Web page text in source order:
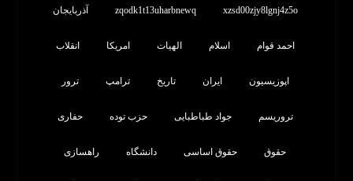
xzsd00zjy8lgnj4z5o
zqodk1t13uharbnewq آذربایجان
احمد قوام اسلام الهیات امریکا انقلاب
اپوزیسیون ایران تاریخ ترامپ ترور
تروریسم جواد طباطبایی حزب توده حفاری
حقوق حقوق اساسی دانشگاه راهسازی